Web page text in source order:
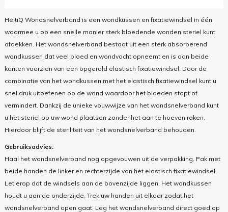
HeltiQ Wondsnelverband is een wondkussen en fixatiewindsel in één,
waarmee u op een snelle manier sterk bloedende wonden steriel kunt
afdekken. Het wondsnelverband bestaat uit een sterk absorberend
wondkussen dat veel bloed en wondvocht opneemt en is aan beide
kanten voorzien van een opgerold elastisch fixatiewindsel. Door de
combinatie van het wondkussen met het elastisch fixatiewindsel kunt u
snel druk uitoefenen op de wond waardoor het bloeden stopt of
vermindert. Dankzij de unieke vouwwijze van het wondsnelverband kunt
u het steriel op uw wond plaatsen zonder het aan te hoeven raken.
Hierdoor blijft de steriliteit van het wondsnelverband behouden.
Gebruiksadvies:
Haal het wondsnelverband nog opgevouwen uit de verpakking. Pak met
beide handen de linker en rechterzijde van het elastisch fixatiewindsel.
Let erop dat de windsels aan de bovenzijde liggen. Het wondkussen
houdt u aan de onderzijde. Trek uw handen uit elkaar zodat het
wondsnelverband open gaat. Leg het wondsnelverband direct goed op